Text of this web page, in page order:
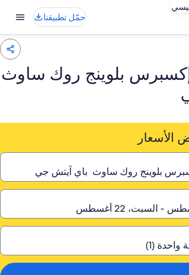
حمّل تطبيقنا
بلوينج روك ساوث
الأسعار